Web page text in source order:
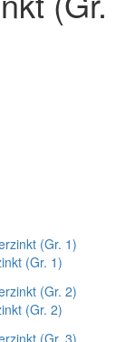
(Gr. 1)
(Gr. 2)